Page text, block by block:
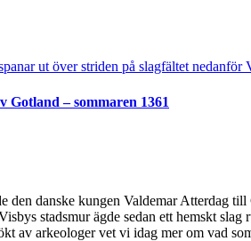
Gotland – sommaren 1361
den danske kungen Valdemar Atterdag
stadsmur ägde sedan ett hemskt
av arkeologer vet vi idag mer om vad